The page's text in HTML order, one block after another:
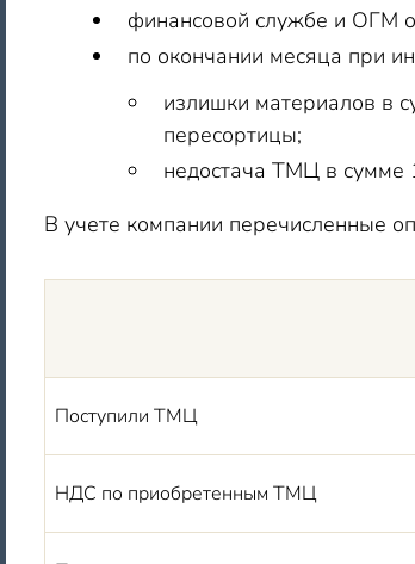
финансовой службе и ОГМ
по окончании месяца при
излишки материалов в
пересортицы;
недостача ТМЦ в сумме
В учете компании перечисленные
Поступили ТМЦ
НДС по приобретенным ТМЦ